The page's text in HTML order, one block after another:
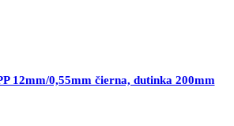
12mm/0,55mm čierna, dutinka 200mm